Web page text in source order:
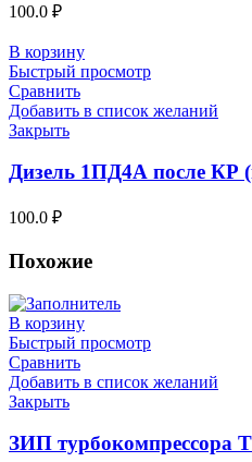
100.0 ₽
В корзину
Быстрый просмотр
Сравнить
Добавить в список желаний
Закрыть
Дизель 1ПД4А после КР
100.0 ₽
Похожие
В корзину
Быстрый просмотр
Сравнить
Добавить в список желаний
Закрыть
ЗИП турбокомпрессора